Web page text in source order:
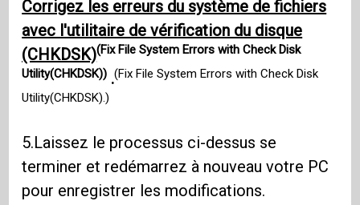
Corrigez les erreurs du système de fichiers
avec l'utilitaire de vérification du disque
(CHKDSK)(Fix File System Errors with Check Disk
Utility(CHKDSK)) .(Fix File System Errors with Check Disk
Utility(CHKDSK).)
5.Laissez le processus ci-dessus se
terminer et redémarrez à nouveau votre PC
pour enregistrer les modifications.